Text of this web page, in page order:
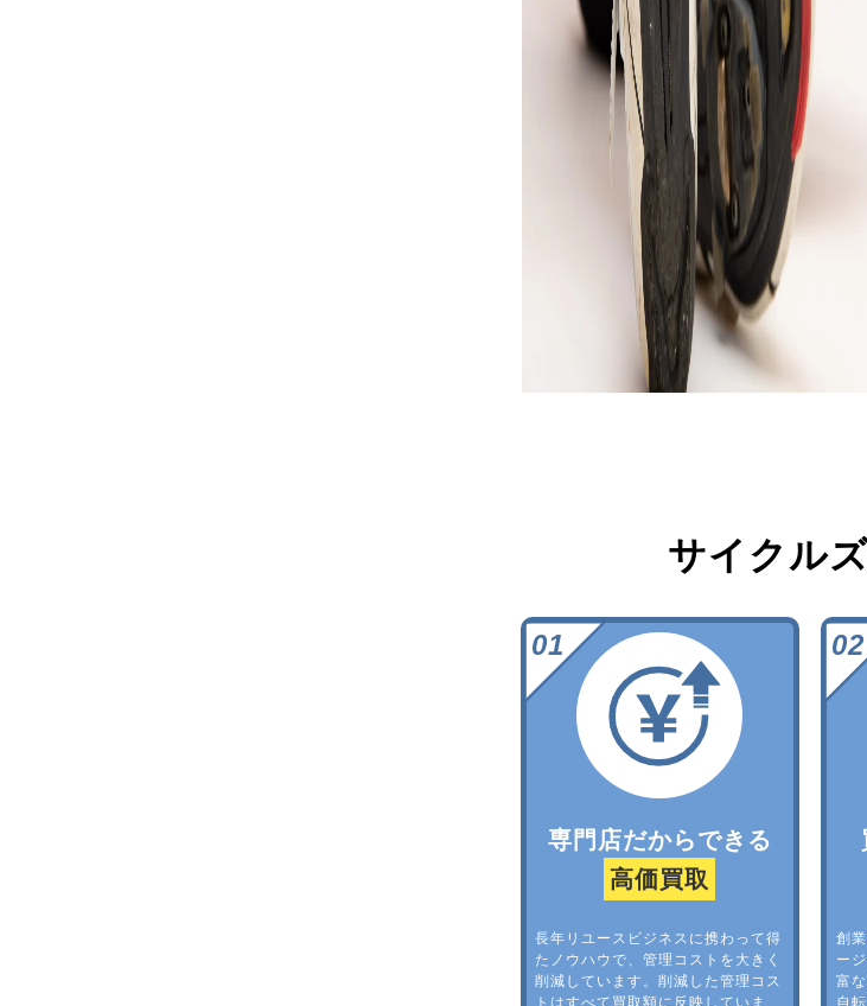
サイクル
専門店だからできる
高価買取
長年リユースビジネスに携わって得
たノウハウで、管理コストを大きく
削減しています。削減した管理コス
トはすべて買取額に反映していま
創
ー
富
自